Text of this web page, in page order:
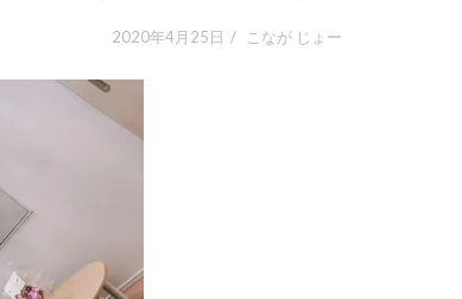
2020年4月25日 こなが じょー